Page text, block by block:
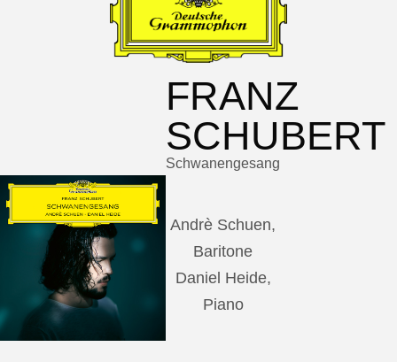
FRANZ
SCHUBERT
Schwanengesang
Andrè Schuen,
Baritone
Daniel Heide,
Piano